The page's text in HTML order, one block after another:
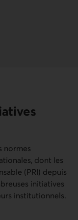
normes
dont les
(PRI) depuis
initiatives
institutionnels.